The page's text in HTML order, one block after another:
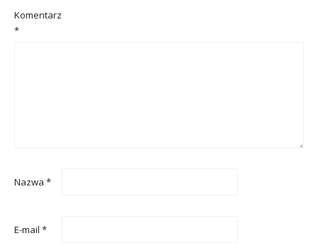
Komentarz
*
Nazwa *
E-mail *